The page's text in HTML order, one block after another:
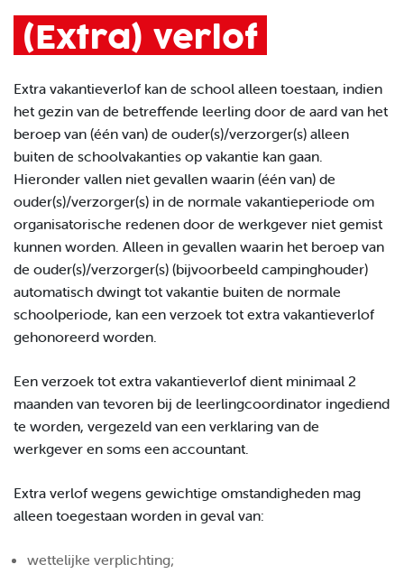
(Extra) verlof
Extra vakantieverlof kan de school alleen toestaan, indien
het gezin van de betreffende leerling door de aard van het
beroep van (één van) de ouder(s)/verzorger(s) alleen
buiten de schoolvakanties op vakantie kan gaan.
Hieronder vallen niet gevallen waarin (één van) de
ouder(s)/verzorger(s) in de normale vakantieperiode om
organisatorische redenen door de werkgever niet gemist
kunnen worden. Alleen in gevallen waarin het beroep van
de ouder(s)/verzorger(s) (bijvoorbeeld campinghouder)
automatisch dwingt tot vakantie buiten de normale
schoolperiode, kan een verzoek tot extra vakantieverlof
gehonoreerd worden.
Een verzoek tot extra vakantieverlof dient minimaal 2
maanden van tevoren bij de leerlingcoordinator ingediend
te worden, vergezeld van een verklaring van de
werkgever en soms een accountant.
Extra verlof wegens gewichtige omstandigheden mag
alleen toegestaan worden in geval van:
wettelijke verplichting;